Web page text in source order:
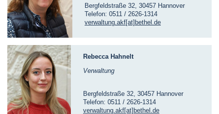
Bergfeldstraße 32, 30457 Hannover
Telefon: 0511 / 2626-1314
verwaltung.akf[at]bethel.de
Rebecca Hahnelt
Verwaltung
Bergfeldstraße 32, 30457 Hannover
Telefon: 0511 / 2626-1314
verwaltung.akf[at]bethel.de